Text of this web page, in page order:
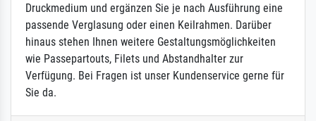
Druckmedium und ergänzen Sie je nach Ausführung eine
passende Verglasung oder einen Keilrahmen. Darüber
hinaus stehen Ihnen weitere Gestaltungsmöglichkeiten
wie Passepartouts, Filets und Abstandhalter zur
Verfügung. Bei Fragen ist unser Kundenservice gerne für
Sie da.